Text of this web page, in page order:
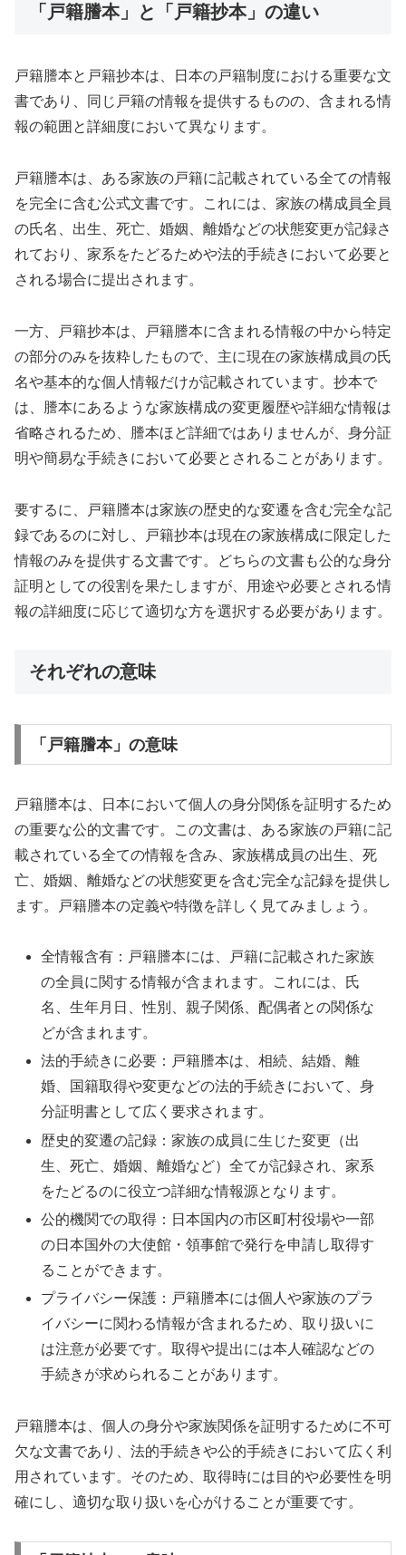
「戸籍謄本」と「戸籍抄本」の違い
戸籍謄本と戸籍抄本は、日本の戸籍制度における重要な文
書であり、同じ戸籍の情報を提供するものの、含まれる情
報の範囲と詳細度において異なります。
戸籍謄本は、ある家族の戸籍に記載されている全ての情報
を完全に含む公式文書です。これには、家族の構成員全員
の氏名、出生、死亡、婚姻、離婚などの状態変更が記録さ
れており、家系をたどるためや法的手続きにおいて必要と
される場合に提出されます。
一方、戸籍抄本は、戸籍謄本に含まれる情報の中から特定
の部分のみを抜粋したもので、主に現在の家族構成員の氏
名や基本的な個人情報だけが記載されています。抄本で
は、謄本にあるような家族構成の変更履歴や詳細な情報は
省略されるため、謄本ほど詳細ではありませんが、身分証
明や簡易な手続きにおいて必要とされることがあります。
要するに、戸籍謄本は家族の歴史的な変遷を含む完全な記
録であるのに対し、戸籍抄本は現在の家族構成に限定した
情報のみを提供する文書です。どちらの文書も公的な身分
証明としての役割を果たしますが、用途や必要とされる情
報の詳細度に応じて適切な方を選択する必要があります。
それぞれの意味
「戸籍謄本」の意味
戸籍謄本は、日本において個人の身分関係を証明するため
の重要な公的文書です。この文書は、ある家族の戸籍に記
載されている全ての情報を含み、家族構成員の出生、死
亡、婚姻、離婚などの状態変更を含む完全な記録を提供し
ます。戸籍謄本の定義や特徴を詳しく見てみましょう。
全情報含有：戸籍謄本には、戸籍に記載された家族
の全員に関する情報が含まれます。これには、氏
名、生年月日、性別、親子関係、配偶者との関係な
どが含まれます。
法的手続きに必要：戸籍謄本は、相続、結婚、離
婚、国籍取得や変更などの法的手続きにおいて、身
分証明書として広く要求されます。
歴史的変遷の記録：家族の成員に生じた変更（出
生、死亡、婚姻、離婚など）全てが記録され、家系
をたどるのに役立つ詳細な情報源となります。
公的機関での取得：日本国内の市区町村役場や一部
の日本国外の大使館・領事館で発行を申請し取得す
ることができます。
プライバシー保護：戸籍謄本には個人や家族のプラ
イバシーに関わる情報が含まれるため、取り扱いに
は注意が必要です。取得や提出には本人確認などの
手続きが求められることがあります。
戸籍謄本は、個人の身分や家族関係を証明するために不可
欠な文書であり、法的手続きや公的手続きにおいて広く利
用されています。そのため、取得時には目的や必要性を明
確にし、適切な取り扱いを心がけることが重要です。